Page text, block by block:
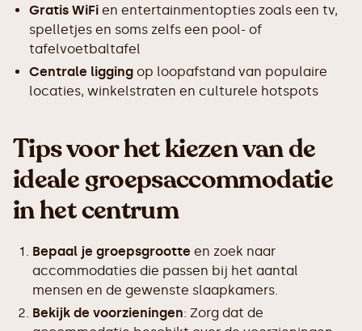
Gratis WiFi en entertainmentopties zoals een tv,
spelletjes en soms zelfs een pool- of
tafelvoetbaltafel
Centrale ligging op loopafstand van populaire
locaties, winkelstraten en culturele hotspots
Tips voor het kiezen van de
ideale groepsaccommodatie
in het centrum
Bepaal je groepsgrootte en zoek naar
accommodaties die passen bij het aantal
mensen en de gewenste slaapkamers.
Bekijk de voorzieningen: Zorg dat de